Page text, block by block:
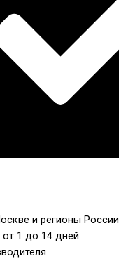
и регионы России
1 до 14 дней